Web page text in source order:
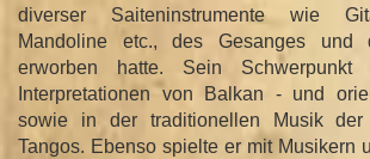
diverser Saiteninstrumente wie
Mandoline etc., des Gesanges und
erworben hatte. Sein
Interpretationen von Balkan - und
sowie in der traditionellen Musik
Tangos. Ebenso spielte er mit Musikern